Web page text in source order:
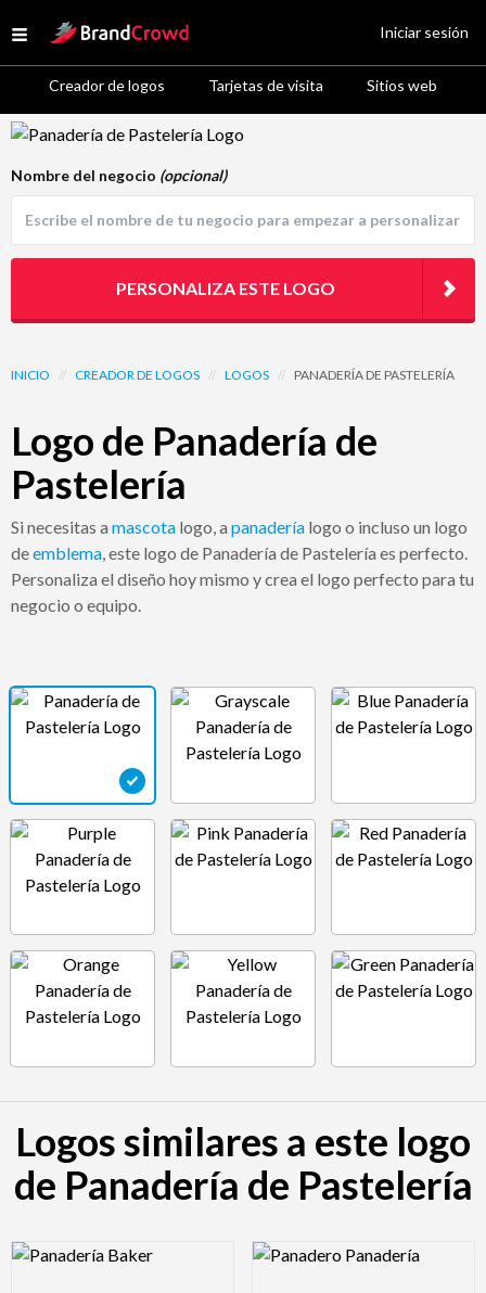
Open menu
Site Logo
Creador de logos Tarjetas de visita Sitios web
Iniciar sesión
Logo Template Preview
INICIO // CREADOR DE LOGOS // LOGOS // PANADERÍA DE PASTELERÍA
Logo de Panadería de
Pastelería
Si necesitas a mascota logo, a panadería logo o incluso un logo
deemblema, este logo de Panadería de Pastelería es perfecto.
Personaliza el diseño hoy mismo y crea el logo perfecto para tu
negocio o equipo.
Nombre del negocio (opcional)
PERSONALIZA ESTE LOGO
Logos similares a este logo
de Panadería de Pastelería
Logo Preview Image Logo Preview Image